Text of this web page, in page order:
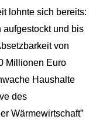
lohnte sich bereits:
und bis
von
Millionen Euro
Haushalte
des
Wärmewirtschaft”